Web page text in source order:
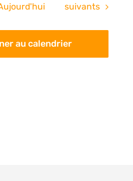
Évènements
suivants
au calendrier